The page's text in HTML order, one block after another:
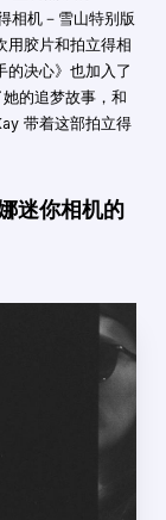
相机－雪山特别版
用胶片和拍立得相
的决心》也加入了
的追梦故事，和
带着这部拍立得
迷你相机的